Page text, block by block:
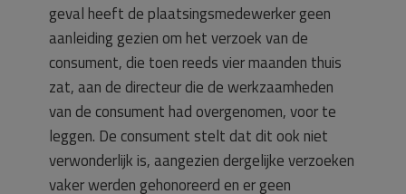
geval heeft de plaatsingsmedewerker geen
aanleiding gezien om het verzoek van de
consument, die toen reeds vier maanden thuis
zat, aan de directeur die de werkzaamheden
van de consument had overgenomen, voor te
leggen. De consument stelt dat dit ook niet
verwonderlijk is, aangezien dergelijke verzoeken
vaker werden gehonoreerd en er geen